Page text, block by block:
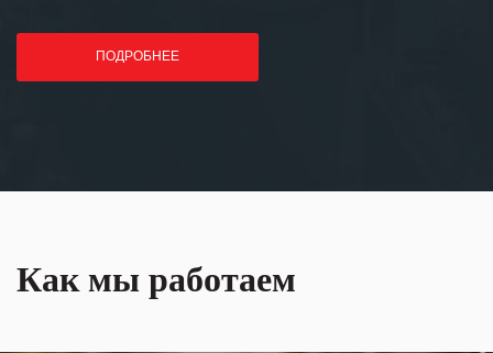
ПОДРОБНЕЕ
Как мы работаем